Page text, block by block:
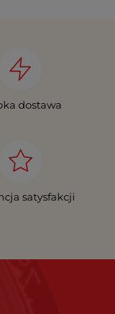
dostawa
satysfakcji